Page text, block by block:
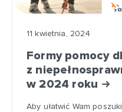
11 kwietnia, 2024
Formy pomocy
z
w 2024 roku
Aby ułatwić Wam